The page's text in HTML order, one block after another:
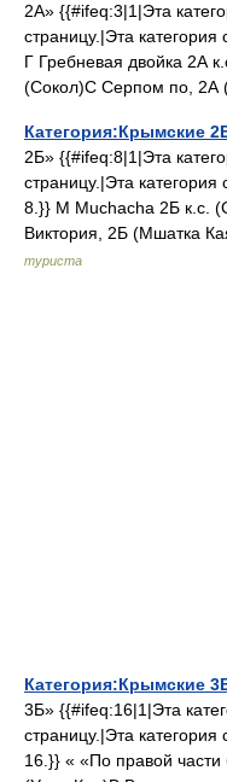
2А» {{#ifeq:3|1|Эта
страницу.|Эта
Г Гребневая двойка 2А
(Сокол)С Серпом по,
Категория:Крымские
2Б» {{#ifeq:8|1|Эта
страницу.|Эта
8.}} M Muchacha 2Б к.с.
Виктория, 2Б (Мшатка
туриста
Категория:Крымские
3Б» {{#ifeq:16|1|Эта
страницу.|Эта
16.}} « «По правой